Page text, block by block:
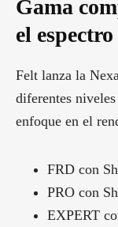
Gama
el espectro
Felt lanza la
diferentes
enfoque en el
FRD con
PRO con
EXPERT